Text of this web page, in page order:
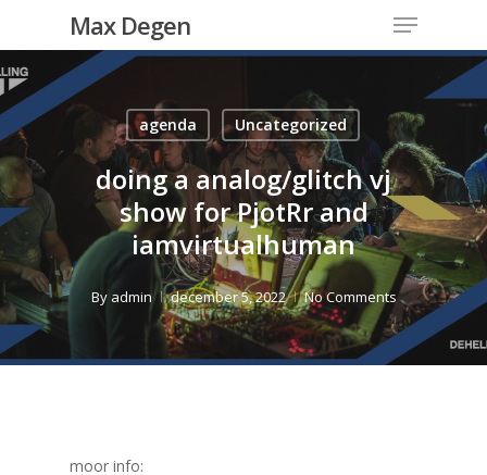
main
content
Max Degen Menu
agenda Uncategorized
doing a analog/glitch vj
show for PjotRr and
iamvirtualhuman
By admin december 5, 2022 No Comments
moor info:
Close
Menu